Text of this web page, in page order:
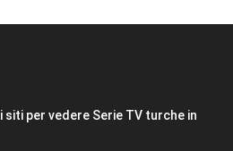
siti per vedere Serie TV turche in